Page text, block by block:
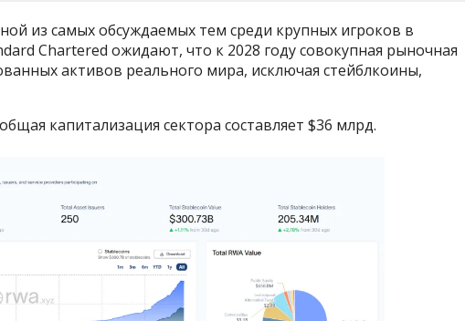
из самых обсуждаемых тем среди крупных игроков в
Chartered ожидают, что к 2028 году совокупная рыночная
активов реального мира, исключая стейблкоины,
капитализация сектора составляет $36 млрд.